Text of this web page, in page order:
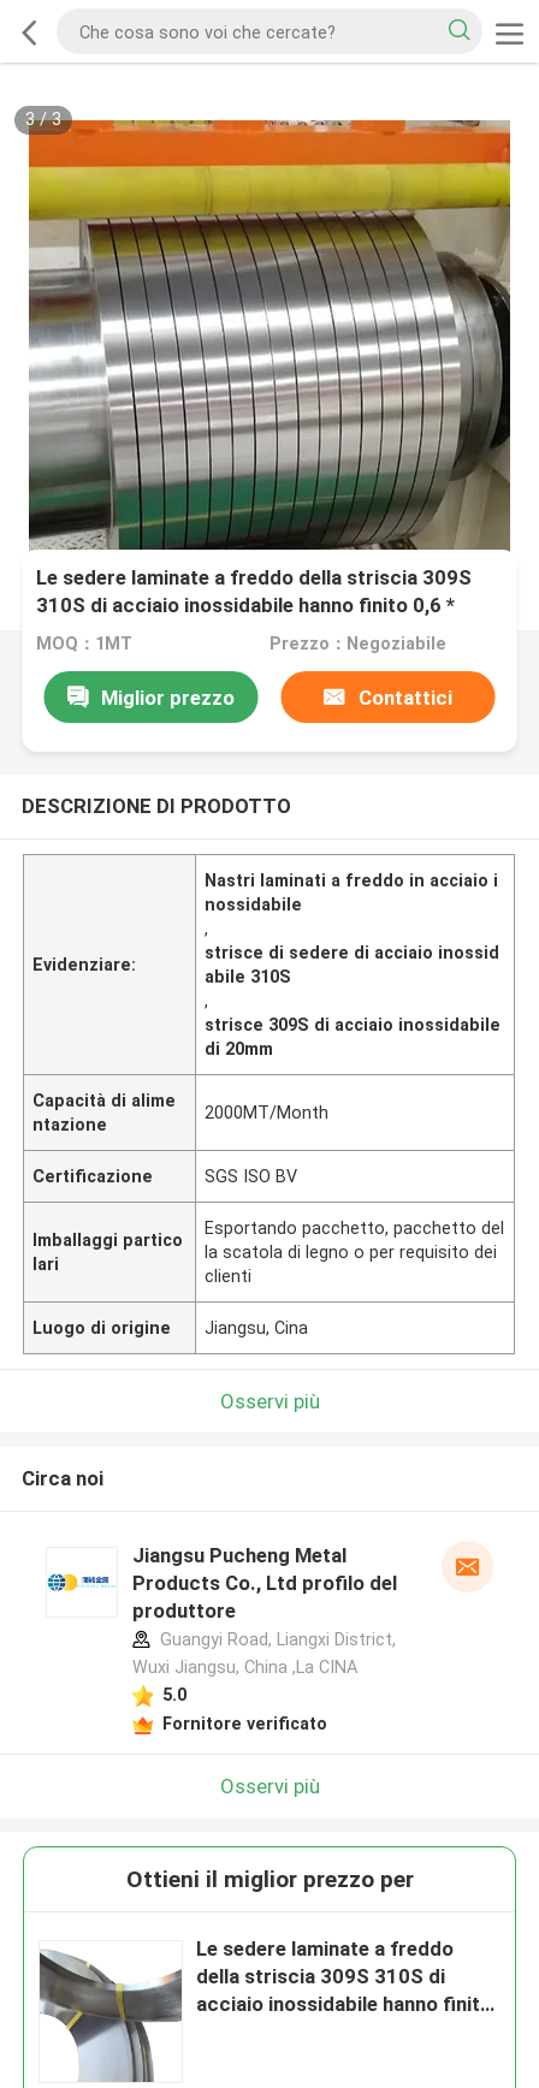
3/3
Le sedere laminate a freddo della striscia 309S
310S di acciaio inossidabile hanno finito 0,6 *
37mm C per i dadi di bullone
MOQ：1MT Prezzo：Negoziabile
Miglior prezzo Contattici
DESCRIZIONE DI PRODOTTO
Evidenziare:
Nastri laminati a freddo in acciaio i
nossidabile
,
strisce di sedere di acciaio inossid
abile 310S
,
strisce 309S di acciaio inossidabile
di 20mm
Capacità di alime
ntazione
2000MT/Month
Certificazione SGS ISO BV
Imballaggi partico
lari
Esportando pacchetto, pacchetto del
la scatola di legno o per requisito dei
clienti
Luogo di origine Jiangsu, Cina
Osservi più
Circa noi
Jiangsu Pucheng Metal
Products Co., Ltd profilo del
produttore
Guangyi Road, Liangxi District,
Wuxi Jiangsu, China ,La CINA
5.0
Fornitore verificato
Osservi più
Ottieni il miglior prezzo per
Le sedere laminate a freddo
della striscia 309S 310S di
acciaio inossidabile hanno finito